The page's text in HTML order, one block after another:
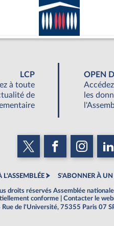
LCP
à toute
de
OPEN
les
L'ASSEMBLÉE S'ABONNER À UN
droits réservés Assemblée
conforme Contacter le
de l'Université, 75355 Paris 07